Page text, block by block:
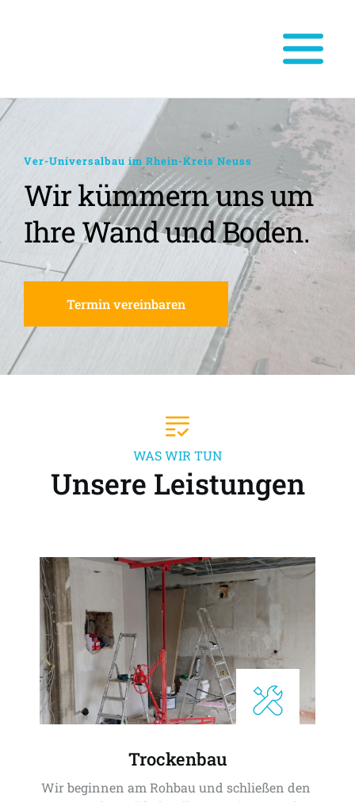
Ver-Universalbau im Rhein-Kreis Neuss
Wir kümmern uns um
Ihre Wand und Boden.
Termin vereinbaren
WAS WIR TUN
Unsere Leistungen
Trockenbau
Wir beginnen am Rohbau und schließen den